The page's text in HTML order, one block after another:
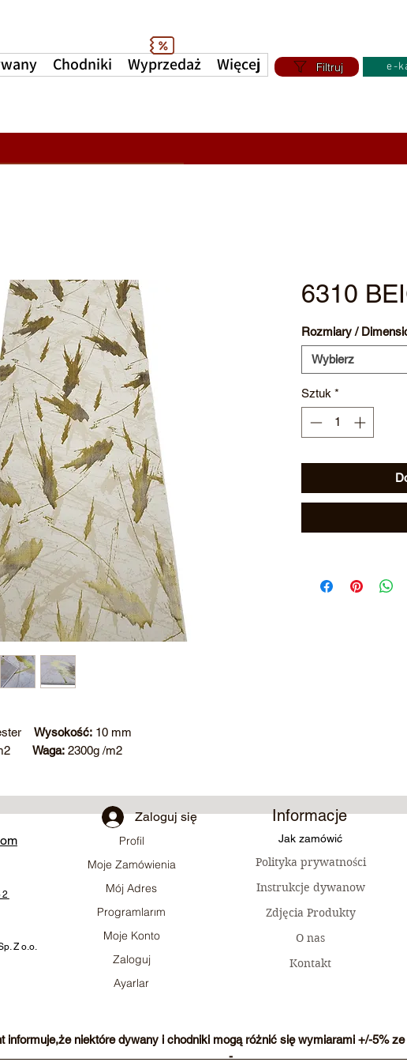
Chodniki Wyprzedaż Więcej Filtruj e-
Wysokość: 10 mm
/m2 Waga: 2300g /m2
6310
Rozmiary /
Wybierz
Sztuk *
Z o.o.
Zaloguj się Informacje
Profil
Moje Zamówienia
Mój Adres
Programlarım
Moje Konto
Zaloguj
Ayarlar
Jak zamówić
Polityka prywatności
Instrukcje dywanow
Zdjęcia Produkty
O nas
Kontakt
informuje,że niektóre dywany i chodniki mogą różnić się wymiarami +/-5% ze
-